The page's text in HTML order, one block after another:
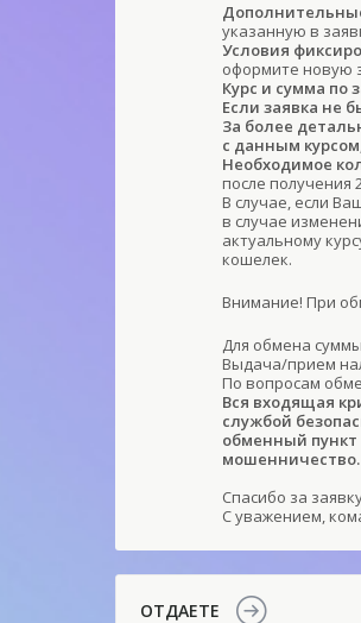
указанную в
Условия
оформите новую
Курс и сумма по
Если заявка не
За более
с данным
Необходимое
после получения
В случае, если
в случае
актуальному
кошелек.
Внимание! При
Для обмена
Выдача/прием
По вопросам
Вся входящая
службой
обменный пункт
мошенничество.
Спасибо за
С уважением,
ОТДАЕТЕ